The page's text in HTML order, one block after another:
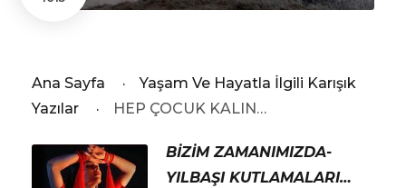
Ana Sayfa ·
Yaşam Ve Hayatla İlgili Karışık
Yazılar
· HEP ÇOCUK KALIN…
BİZİM ZAMANIMIZDA-
YILBAŞI KUTLAMALARI…